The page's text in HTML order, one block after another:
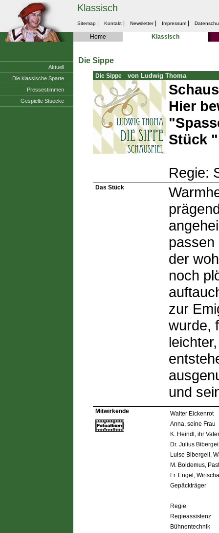
Aktuell
Die klassische Sparte
Pressestimmen
Gespielte Stuecke
Klassisch
Sitemap Kontakt Newsletter Impressum
Home Klassisch
Die Sippe
Die Sippe von Ludwig Thoma
Hier
Stück
Regie:
Das Stück
passen
der
noch
zur
wurde,
und
Mitwirkende
Walter Eickenrot
Anna, seine Frau
K. Heindl, ihr Vater
Dr. Julius
Luise Bibergeil,
M. Boldemus,
Fr. Engel,
Gepäckträger
Regie
Regieassistenz
Bühnentechnik